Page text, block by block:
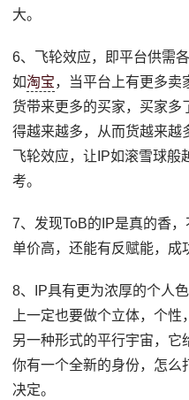
大。
6、飞轮效应，即平台供需
如淘宝，当平台上有更多卖
货带来更多的买家，买家多
得越来越多，从而货越来越
飞轮效应，让IP如滚雪球般
考。
7、发现ToB的IP是真的香
单价高，还能有反赋能，成
8、IP具有更为浓厚的个人
上一定也要做个立体，个
另一种形式的平行宇宙，它
你有一个全新的身份，怎么
决定。